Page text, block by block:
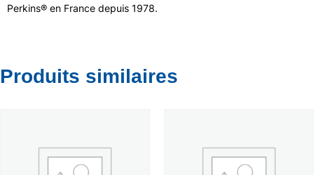
Perkins® en France depuis 1978.
Produits similaires